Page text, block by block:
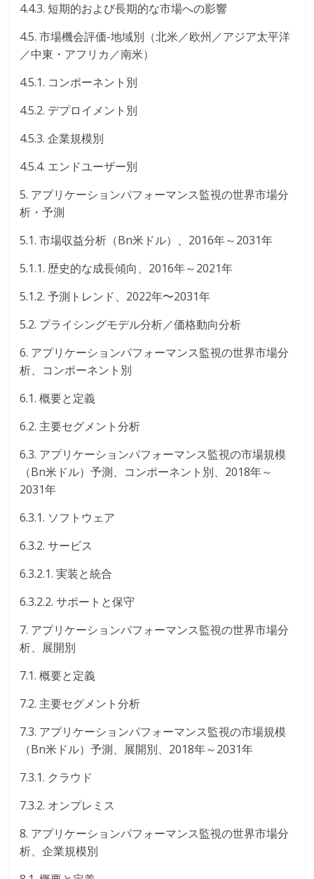
4.4.3. 短期的および長期的な市場への影響
4.5. 市場機会評価-地域別（北米／欧州／アジア太平洋
／中東・アフリカ／南米）
4.5.1. コンポーネント別
4.5.2. デプロイメント別
4.5.3. 企業規模別
4.5.4. エンドユーザー別
5. アプリケーションパフォーマンス監視の世界市場分
析・予測
5.1. 市場収益分析（Bn米ドル）、2016年～2031年
5.1.1. 歴史的な成長傾向、2016年～2021年
5.1.2. 予測トレンド、2022年〜2031年
5.2. プライシングモデル分析／価格動向分析
6. アプリケーションパフォーマンス監視の世界市場分
析、コンポーネント別
6.1. 概要と定義
6.2. 主要セグメント分析
6.3. アプリケーションパフォーマンス監視の市場規模
（Bn米ドル）予測、コンポーネント別、2018年～
2031年
6.3.1. ソフトウェア
6.3.2. サービス
6.3.2.1. 実装と統合
6.3.2.2. サポートと保守
7. アプリケーションパフォーマンス監視の世界市場分
析、展開別
7.1. 概要と定義
7.2. 主要セグメント分析
7.3. アプリケーションパフォーマンス監視の市場規模
（Bn米ドル）予測、展開別、2018年～2031年
7.3.1. クラウド
7.3.2. オンプレミス
8. アプリケーションパフォーマンス監視の世界市場分
析、企業規模別